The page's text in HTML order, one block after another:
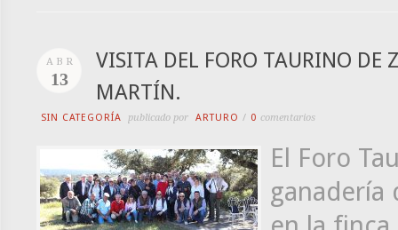
ABR
13
VISITA DEL FORO TAURINO DE
MARTÍN.
SIN CATEGORÍA publicado por ARTURO / 0 comentarios
El Foro
ganadería